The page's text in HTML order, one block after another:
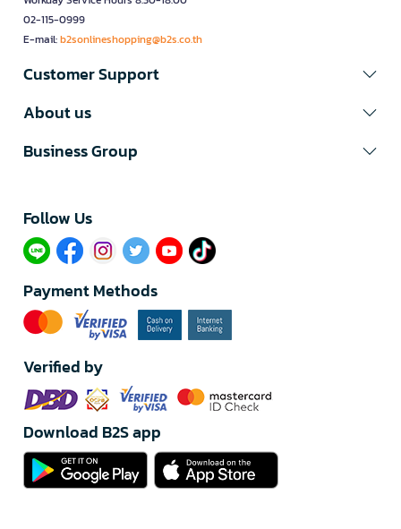
02-115-0999
E-mail:b2sonlineshopping@b2s.co.th
Customer Support
About us
Business Group
Follow Us​
Payment Methods
Verified by
Download B2S app